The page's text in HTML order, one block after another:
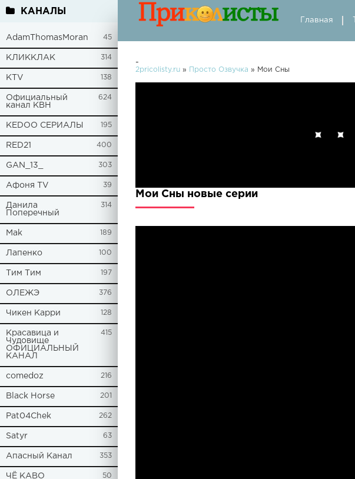
КАНАЛЫ
AdamThomasMoran 45
КЛИККЛАК 314
KTV 138
Официальный
канал КВН
624
KEDOO СЕРИАЛЫ 195
RED21 400
GAN_13_ 303
Афоня TV 39
Данила
Поперечный
314
Mak 189
Лапенко 100
Tим Тим 197
ОЛЕЖЭ 376
Чикен Карри 128
Красавица и
Чудовище
ОФИЦИАЛЬНЫЙ
КАНАЛ
415
comedoz 216
Black Horse 201
Pat04Chek 262
Satyr 63
Апасный Канал 353
ЧЁ КАВО 50
Главная
-
2pricolisty.ru » Просто Озвучка » Мои Сны
Мои Сны новые серии